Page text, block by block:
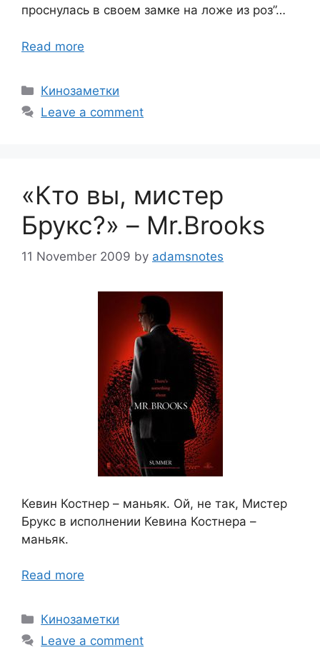
проснулась в своем замке на ложе из роз”…
Read more
Categories
Кинозаметки
Leave a comment
«Кто вы, мистер
Брукс?» – Mr.Brooks
11 November 2009 by adamsnotes
Кевин Костнер – маньяк. Ой, не так, Мистер
Брукс в исполнении Кевина Костнера –
маньяк.
Read more
Categories
Кинозаметки
Leave a comment